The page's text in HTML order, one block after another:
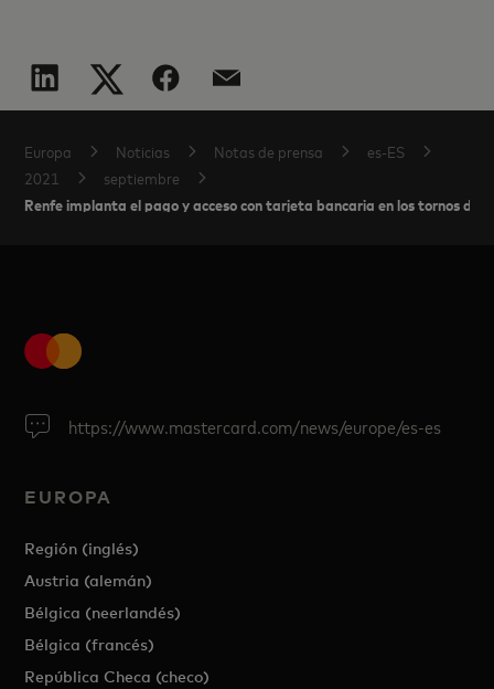
Europa Noticias Notas de prensa
es-ES
2021
septiembre
Renfe implanta el pago y acceso con tarjeta bancaria en los tornos
https://www.mastercard.com/news/europe/es-es
EUROPA
Región (inglés)
Austria (alemán)
Bélgica (neerlandés)
Bélgica (francés)
República Checa (checo)